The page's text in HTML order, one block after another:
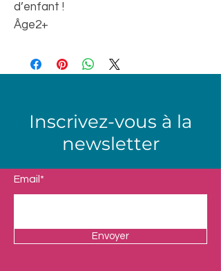
d’enfant !
Âge2+
Inscrivez-vous à la
newsletter
Email*
Envoyer